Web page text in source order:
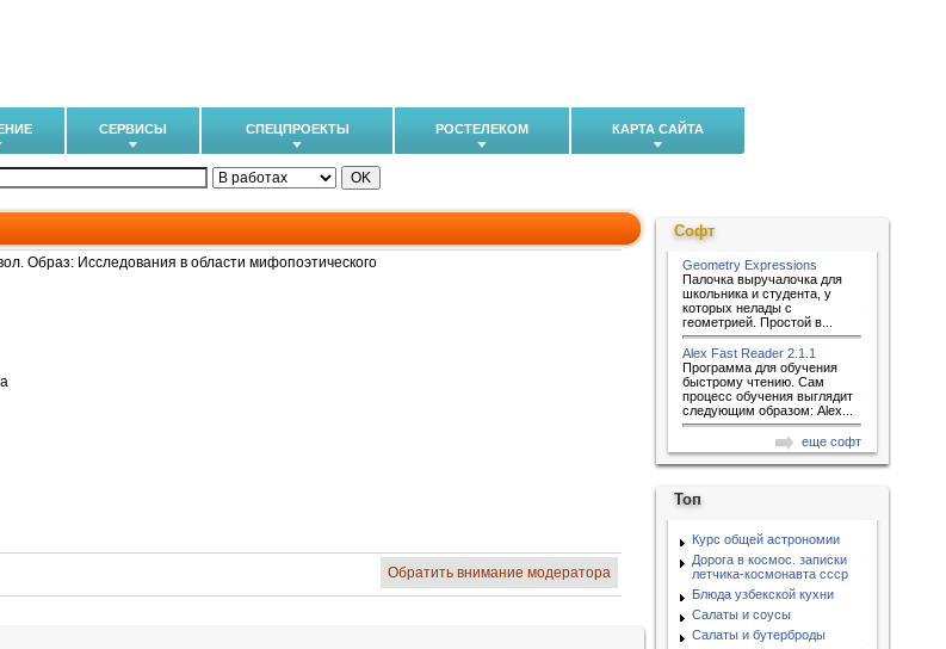
СЕРВИСЫ СПЕЦПРОЕКТЫ РОСТЕЛЕКОМ КАРТА САЙТА
Образ: Исследования в области мифопоэтического
Обратить внимание модератора
Софт
Geometry Expressions
Палочка выручалочка для
школьника и студента, у
которых нелады с
геометрией. Простой в...
Alex Fast Reader 2.1.1
Программа для обучения
быстрому чтению. Сам
процесс обучения выглядит
следующим образом: Alex...
еще софт
Топ
Курс общей астрономии
Дорога в космос. записки
летчика-космонавта ссср
Блюда узбекской кухни
Салаты и соусы
Салаты и бутерброды